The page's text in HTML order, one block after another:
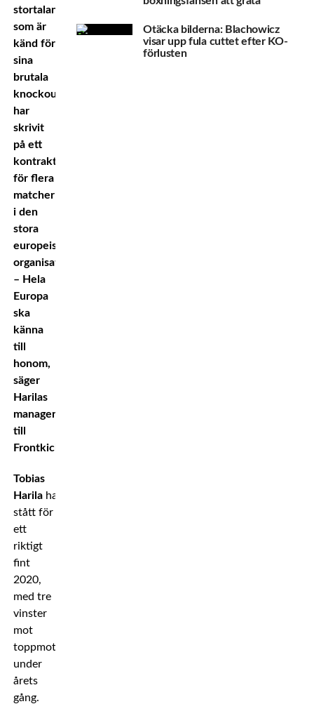
stortalangen,
som är
känd för
sina
brutala
knockouts,
har
skrivit
på ett
kontrakt
för flera
matcher
i den
stora
europeiska
organisationen.
– Hela
Europa
ska
känna
till
honom,
säger
Harilas
manager
till
Frontkick.
Tobias
Harila har
stått för
ett
riktigt
fint
2020,
med tre
vinster
mot
toppmotståndare
under
årets
gång.
Otäcka bilderna: Blachowicz
visar upp fula cuttet efter KO-
förlusten